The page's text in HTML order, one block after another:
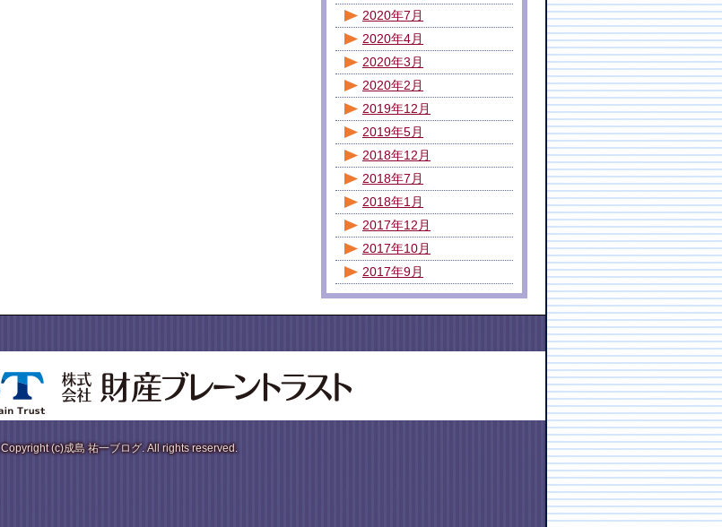
2020年7月
2020年4月
2020年3月
2020年2月
2019年12月
2019年5月
2018年12月
2018年7月
2018年1月
2017年12月
2017年10月
2017年9月
Copyright (c)成島 祐一ブログ. All rights reserved.